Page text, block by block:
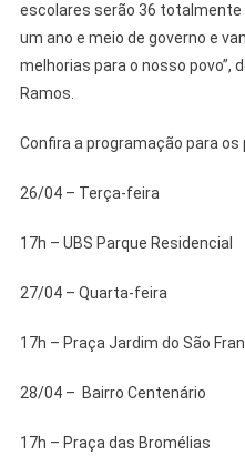
escolares serão 36
um ano e meio de governo e
melhorias para o nosso povo”,
Ramos.
Confira a programação para os
26/04 – Terça-feira
17h – UBS Parque Residencial
27/04 – Quarta-feira
17h – Praça Jardim do São
28/04 – Bairro Centenário
17h – Praça das Bromélias